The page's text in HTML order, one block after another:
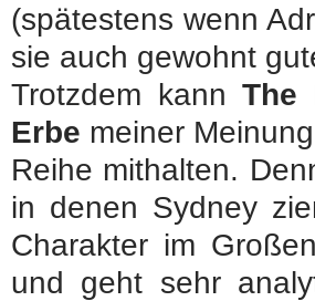
(spätestens wenn
sie auch gewohnt
Trotzdem kannThe
Erbe meiner
Reihe mithalten.
in denen Sydney
Charakter im
und geht sehr